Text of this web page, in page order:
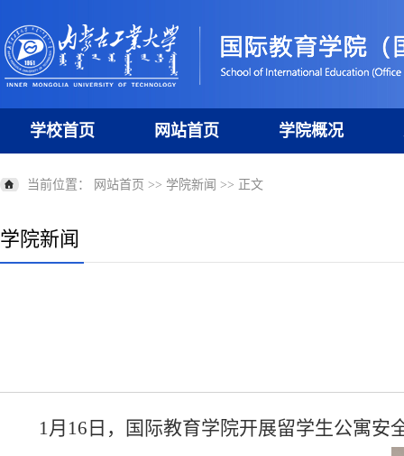
学校首页 网站首页 学院概况
当前位置： 网站首页 >> 学院新闻 >> 正文
学院新闻
1月16日，国际教育学院开展留学生公寓